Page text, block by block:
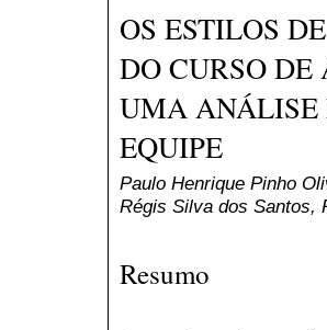
OS ESTILOS
DO CURSO
UMA ANÁLISE
EQUIPE
Paulo Henrique Pinho
Régis Silva dos Santos,
Resumo